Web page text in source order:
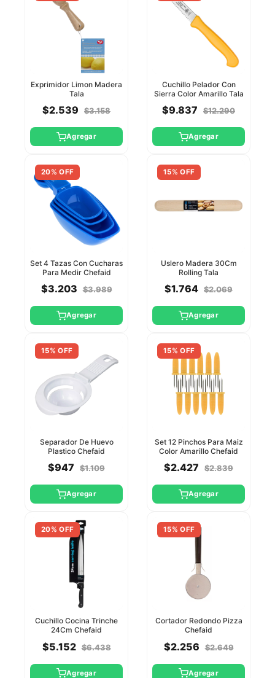
Exprimidor Limon Madera
Tala
$2.539 $3.158
Agregar
Cuchillo Pelador Con
Sierra Color Amarillo Tala
$9.837 $12.290
Agregar
20% OFF
Set 4 Tazas Con Cucharas
Para Medir Chefaid
$3.203 $3.989
Agregar
15% OFF
Uslero Madera 30Cm
Rolling Tala
$1.764 $2.069
Agregar
15% OFF
Separador De Huevo
Plastico Chefaid
$947 $1.109
Agregar
15% OFF
Set 12 Pinchos Para Maiz
Color Amarillo Chefaid
$2.427 $2.839
Agregar
20% OFF
Cuchillo Cocina Trinche
24Cm Chefaid
$5.152 $6.438
Agregar
15% OFF
Cortador Redondo Pizza
Chefaid
$2.256 $2.649
Agregar